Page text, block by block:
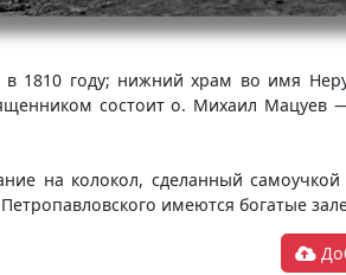
1810 году; нижний храм во имя
состоит о. Михаил
на колокол, сделанный
имеются богатые